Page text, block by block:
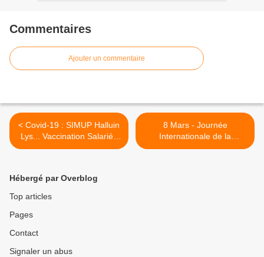
Commentaires
Ajouter un commentaire
< Covid-19 : SIMUP Halluin
Lys... Vaccination Salariés
(Mars 2021).
8 Mars - Journée
Internationale de la
Femme... La Vie des
Hébergé par Overblog
Top articles
Pages
Contact
Signaler un abus